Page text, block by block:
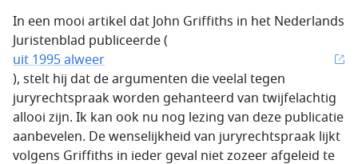
In een mooi artikel dat John Griffiths in het Nederlands
Juristenblad publiceerde (
uit 1995 alweer
), stelt hij dat de argumenten die veelal tegen
juryrechtspraak worden gehanteerd van twijfelachtig
allooi zijn. Ik kan ook nu nog lezing van deze publicatie
aanbevelen. De wenselijkheid van juryrechtspraak lijkt
volgens Griffiths in ieder geval niet zozeer afgeleid te